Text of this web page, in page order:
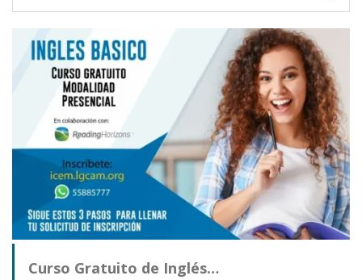
Curso Gratuito de Inglés…